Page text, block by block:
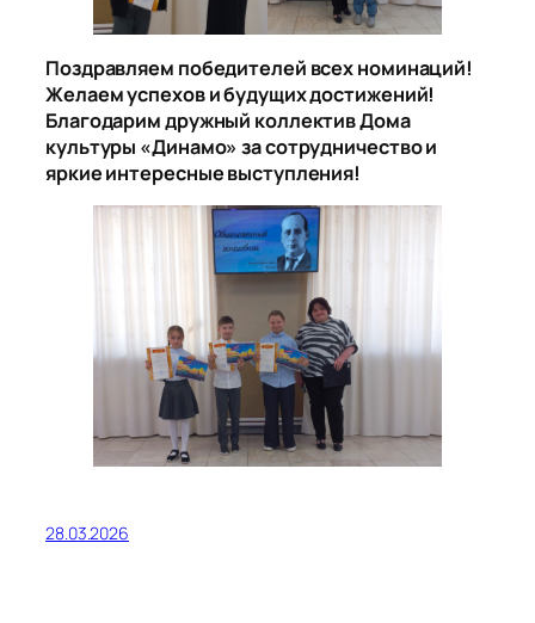
Поздравляем победителей всех номинаций!
Желаем успехов и будущих достижений!
Благодарим дружный коллектив Дома
культуры «Динамо» за сотрудничество и
яркие интересные выступления!
28.03.2026